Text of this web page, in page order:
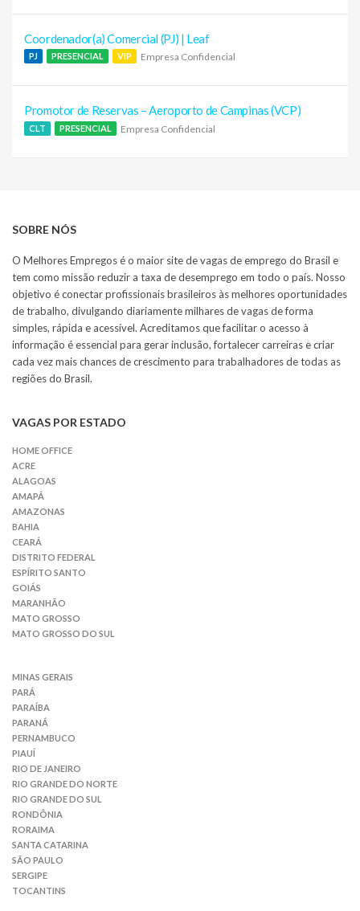
Coordenador(a) Comercial (PJ) | Leaf
PJ PRESENCIAL VIP Empresa Confidencial
Promotor de Reservas – Aeroporto de Campinas (VCP)
CLT PRESENCIAL Empresa Confidencial
SOBRE NÓS
O Melhores Empregos é o maior site de vagas de emprego do Brasil e
tem como missão reduzir a taxa de desemprego em todo o país. Nosso
objetivo é conectar profissionais brasileiros às melhores oportunidades
de trabalho, divulgando diariamente milhares de vagas de forma
simples, rápida e acessível. Acreditamos que facilitar o acesso à
informação é essencial para gerar inclusão, fortalecer carreiras e criar
cada vez mais chances de crescimento para trabalhadores de todas as
regiões do Brasil.
VAGAS POR ESTADO
HOME OFFICE
ACRE
ALAGOAS
AMAPÁ
AMAZONAS
BAHIA
CEARÁ
DISTRITO FEDERAL
ESPÍRITO SANTO
GOIÁS
MARANHÃO
MATO GROSSO
MATO GROSSO DO SUL
MINAS GERAIS
PARÁ
PARAÍBA
PARANÁ
PERNAMBUCO
PIAUÍ
RIO DE JANEIRO
RIO GRANDE DO NORTE
RIO GRANDE DO SUL
RONDÔNIA
RORAIMA
SANTA CATARINA
SÃO PAULO
SERGIPE
TOCANTINS